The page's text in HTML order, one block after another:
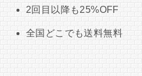
2回目以降も25%OFF
全国どこでも送料無料